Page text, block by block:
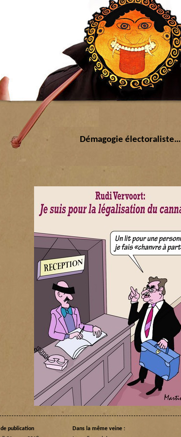
Démagogie électoraliste…
publication
Dans la même veine :